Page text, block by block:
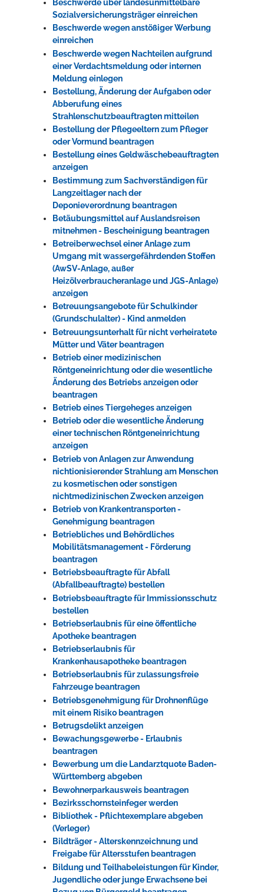
Beschwerde über landesunmittelbare
Sozialversicherungsträger einreichen
Beschwerde wegen anstößiger Werbung
einreichen
Beschwerde wegen Nachteilen aufgrund
einer Verdachtsmeldung oder internen
Meldung einlegen
Bestellung, Änderung der Aufgaben oder
Abberufung eines
Strahlenschutzbeauftragten mitteilen
Bestellung der Pflegeeltern zum Pfleger
oder Vormund beantragen
Bestellung eines Geldwäschebeauftragten
anzeigen
Bestimmung zum Sachverständigen für
Langzeitlager nach der
Deponieverordnung beantragen
Betäubungsmittel auf Auslandsreisen
mitnehmen - Bescheinigung beantragen
Betreiberwechsel einer Anlage zum
Umgang mit wassergefährdenden Stoffen
(AwSV-Anlage, außer
Heizölverbraucheranlage und JGS-Anlage)
anzeigen
Betreuungsangebote für Schulkinder
(Grundschulalter) - Kind anmelden
Betreuungsunterhalt für nicht verheiratete
Mütter und Väter beantragen
Betrieb einer medizinischen
Röntgeneinrichtung oder die wesentliche
Änderung des Betriebs anzeigen oder
beantragen
Betrieb eines Tiergeheges anzeigen
Betrieb oder die wesentliche Änderung
einer technischen Röntgeneinrichtung
anzeigen
Betrieb von Anlagen zur Anwendung
nichtionisierender Strahlung am Menschen
zu kosmetischen oder sonstigen
nichtmedizinischen Zwecken anzeigen
Betrieb von Krankentransporten -
Genehmigung beantragen
Betriebliches und Behördliches
Mobilitätsmanagement - Förderung
beantragen
Betriebsbeauftragte für Abfall
(Abfallbeauftragte) bestellen
Betriebsbeauftragte für Immissionsschutz
bestellen
Betriebserlaubnis für eine öffentliche
Apotheke beantragen
Betriebserlaubnis für
Krankenhausapotheke beantragen
Betriebserlaubnis für zulassungsfreie
Fahrzeuge beantragen
Betriebsgenehmigung für Drohnenflüge
mit einem Risiko beantragen
Betrugsdelikt anzeigen
Bewachungsgewerbe - Erlaubnis
beantragen
Bewerbung um die Landarztquote Baden-
Württemberg abgeben
Bewohnerparkausweis beantragen
Bezirksschornsteinfeger werden
Bibliothek - Pflichtexemplare abgeben
(Verleger)
Bildträger - Alterskennzeichnung und
Freigabe für Altersstufen beantragen
Bildung und Teilhabeleistungen für Kinder,
Jugendliche oder junge Erwachsene bei